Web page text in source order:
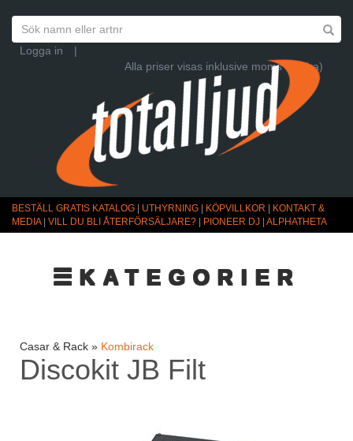
Logga in
|
Alla priser visas inklusive moms (Ändra)
BESTÄLL GRATIS KATALOG UTHYRNING KÖPVILLKOR
KONTAKT &
MEDIA| VILL DU BLI ÅTERFÖRSÄLJARE? PIONEER DJ | ALPHATHETA
☰KATEGORIER
Casar & Rack » Kombirack
Discokit JB Filt